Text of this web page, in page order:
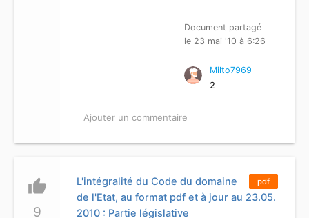
Document partagé
le 23 mai '10 à 6:26
Milto7969
2
Ajouter un commentaire
thumb_up
9
pdf
L'intégralité du Code du domaine
de l'Etat, au format pdf et à jour au 23.05.
2010 : Partie législative